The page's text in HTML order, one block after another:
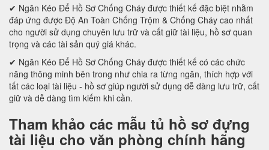
✔ Ngăn Kéo Để Hồ Sơ Chống Cháy được thiết kế đặc biệt nhằm
đáp ứng được Độ An Toàn Chống Trộm & Chống Cháy cao nhất
cho người sử dụng chuyên lưu trữ và cất giữ tài liệu, hồ sơ quan
trọng và các tài sản quý giá khác.
✔ Ngăn Kéo Để Hồ Sơ Chống Cháy được thiết kế có các chức
năng thông minh bên trong như chia ra từng ngăn, thích hợp với
tất các loại tài liệu - hồ sơ giúp người sử dụng dễ dàng lưu trữ, cất
giữ và dễ dàng tìm kiếm khi cần.
Tham khảo các mẫu tủ hồ sơ đựng
tài liệu cho văn phòng chính hãng